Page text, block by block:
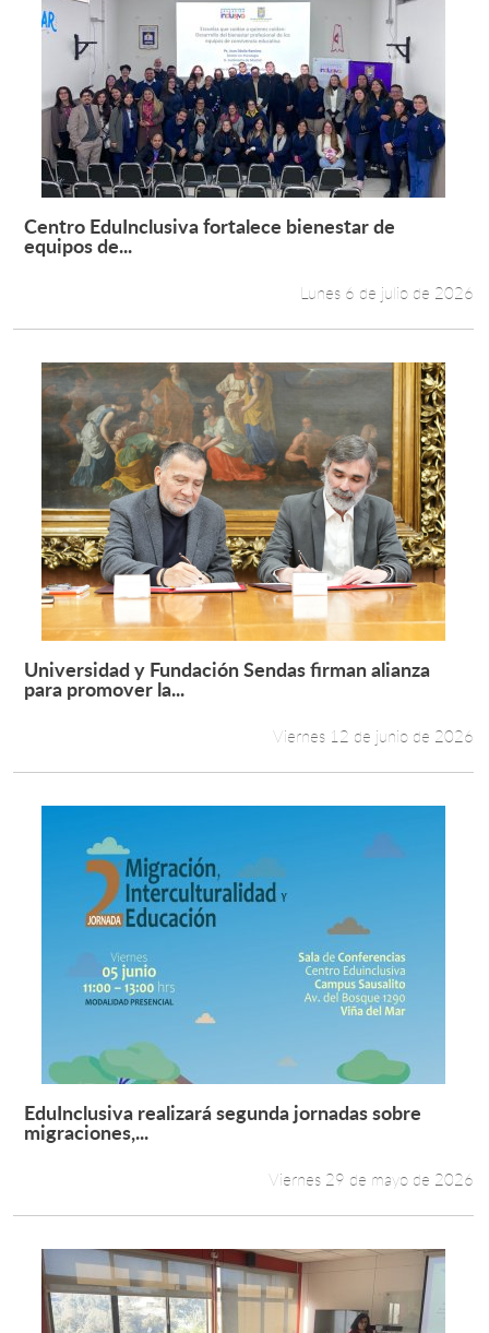
Leer más +
Centro EduInclusiva fortalece bienestar de
equipos de...
Lunes 6 de julio de 2026
Leer más +
Universidad y Fundación Sendas firman alianza
para promover la...
Viernes 12 de junio de 2026
Leer más +
EduInclusiva realizará segunda jornadas sobre
migraciones,...
Viernes 29 de mayo de 2026